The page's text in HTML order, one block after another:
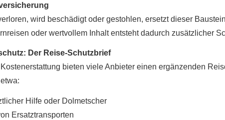
wird beschädigt oder gestohlen, ersetzt dieser
oder wertvollem Inhalt entsteht dadurch zusätzlicher
Der Reise-Schutzbrief
bieten viele Anbieter einen ergänzenden
Hilfe oder Dolmetscher
Ersatztransporten